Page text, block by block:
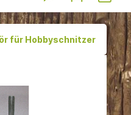
für Hobbyschnitzer